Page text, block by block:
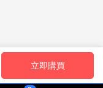
立即購買